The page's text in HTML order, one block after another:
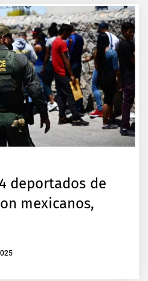
deportados de
mexicanos,